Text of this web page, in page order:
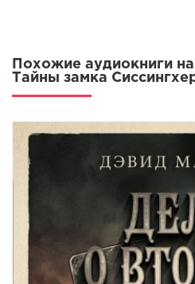
Похожие аудиокниги
Тайны замка